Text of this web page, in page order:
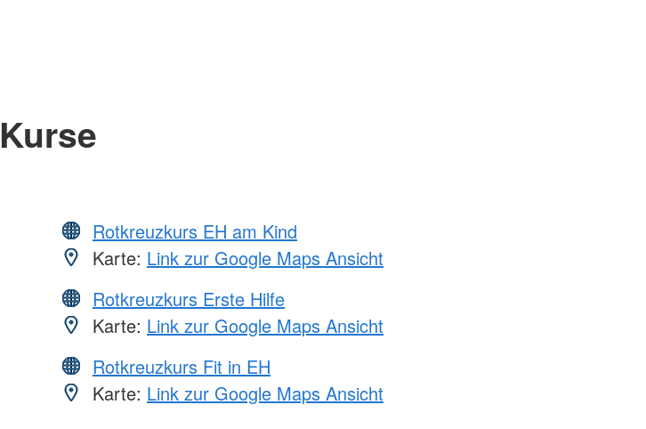
Kurse
Rotkreuzkurs EH am Kind
Karte: Link zur Google Maps Ansicht
Rotkreuzkurs Erste Hilfe
Karte: Link zur Google Maps Ansicht
Rotkreuzkurs Fit in EH
Karte: Link zur Google Maps Ansicht